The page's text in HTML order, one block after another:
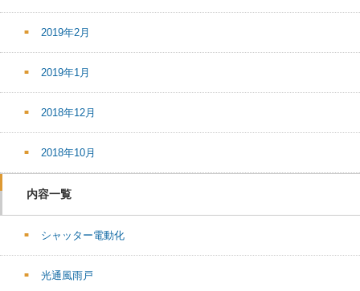
2019年2月
2019年1月
2018年12月
2018年10月
内容一覧
シャッター電動化
光通風雨戸